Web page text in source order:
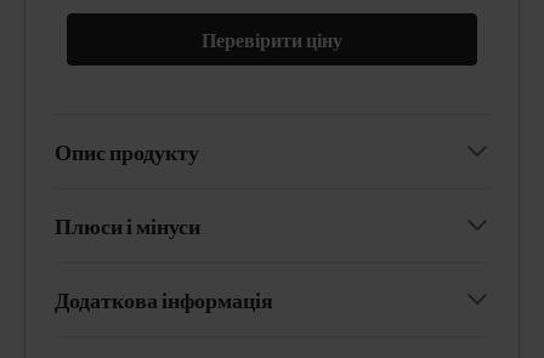
Перевірити ціну
Опис продукту
Плюси і мінуси
Додаткова інформація